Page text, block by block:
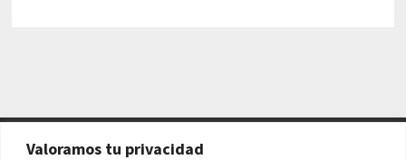
Valoramos tu privacidad